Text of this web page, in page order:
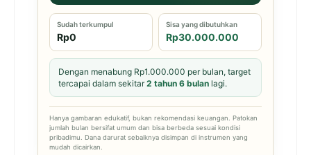
Sudah terkumpul
Rp0
Sisa yang dibutuhkan
Rp30.000.000
Dengan menabung Rp1.000.000 per bulan, target
tercapai dalam sekitar2 tahun 6 bulan lagi.
Hanya gambaran edukatif, bukan rekomendasi keuangan. Patokan
jumlah bulan bersifat umum dan bisa berbeda sesuai kondisi
pribadimu. Dana darurat sebaiknya disimpan di instrumen yang
mudah dicairkan.